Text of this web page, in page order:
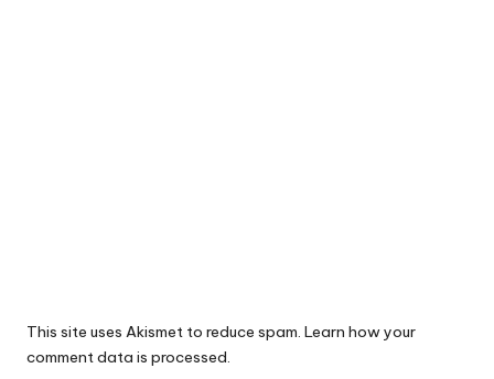
This site uses Akismet to reduce spam. Learn how your
comment data is processed.